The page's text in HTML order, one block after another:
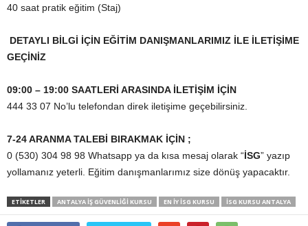
40 saat pratik eğitim (Staj)
DETAYLI BİLGİ İÇİN EĞİTİM DANIŞMANLARIMIZ İLE İLETİŞİME
GEÇİNİZ
09:00 – 19:00 SAATLERİ ARASINDA İLETİŞİM İÇİN
444 33 07 No’lu telefondan direk iletişime geçebilirsiniz.
7-24 ARANMA TALEBİ BIRAKMAK İÇİN ;
0 (530) 304 98 98 Whatsapp ya da kısa mesaj olarak “İSG” yazıp
yollamanız yeterli. Eğitim danışmanlarımız size dönüş yapacaktır.
ETİKETLER ANTALYA IŞ GÜVENLIĞI KURSU EN IY ISG KURSU ISG KURSU ANTALYA